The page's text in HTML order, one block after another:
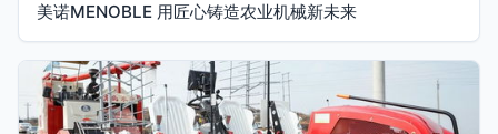
美诺MENOBLE 用匠心铸造农业机械新未来